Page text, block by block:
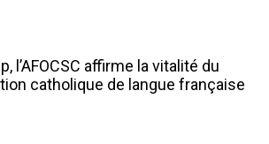
l’AFOCSC affirme la vitalité du
catholique de langue française